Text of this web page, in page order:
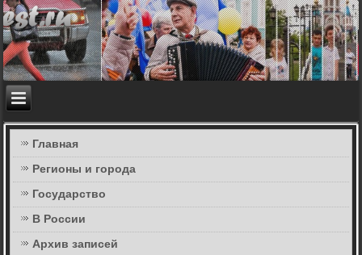
Главная
Регионы и города
Государство
В России
Архив записей